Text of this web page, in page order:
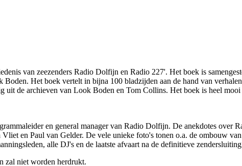
van zeezenders Radio Dolfijn en Radio 227'. Het boek is
Het boek vertelt in bijna 100 bladzijden aan de hand van
uit de archieven van Look Boden en Tom Collins. Het boek is heel
en general manager van Radio Dolfijn. De anekdotes over
en Paul van Gelder. De vele unieke foto's tonen o.a. de ombouw
alle DJ's en de laatste afvaart na de definitieve
zal niet worden herdrukt.